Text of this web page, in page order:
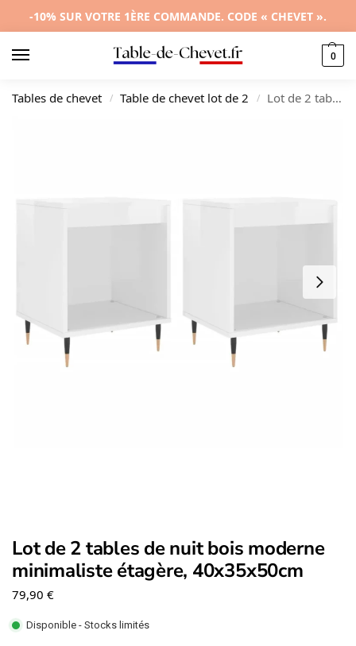
-10% SUR VOTRE 1ÈRE COMMANDE. CODE « CHEVET ».
0
Tables de chevet / Table de chevet lot de 2 / Lot de 2 tables de nuit bois moderne minimaliste étagère, 40x35x50cm
Lot de 2 tables de nuit bois moderne
minimaliste étagère, 40x35x50cm
79,90 €
Disponible - Stocks limités